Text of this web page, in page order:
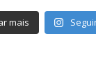
mais